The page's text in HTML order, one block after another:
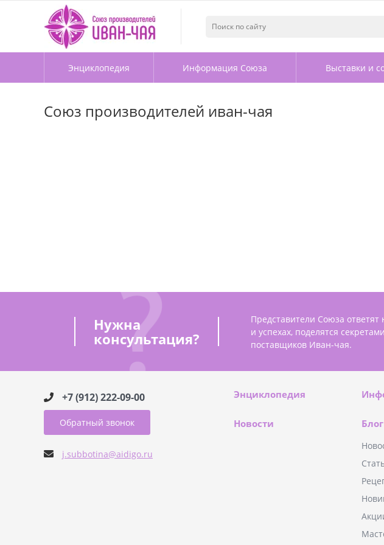
Энциклопедия Информация Союза Выставки и
Союз производителей иван-чая
Нужна
консультация?
Представители Союза
и успехах, поделятся
поставщиков Иван-чая.
+7 (912) 222-09-00
Обратный звонок
j.subbotina@aidigo.ru
Энциклопедия
Новости Блог